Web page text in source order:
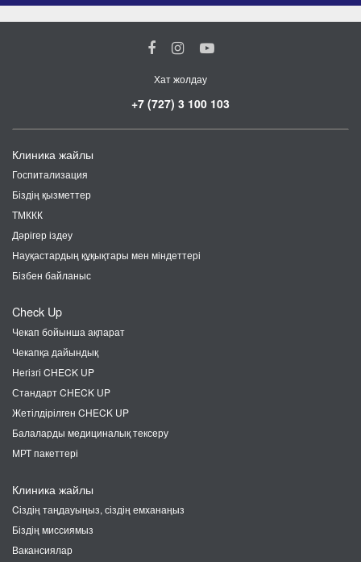
Хат жолдау
+7 (727) 3 100 103
Клиника жайлы
Госпитализация
Біздің қызметтер
ТМККК
Дәрігер іздеу
Науқастардың құқықтары мен міндеттері
Бізбен байланыс
Check Up
Чекап бойынша ақпарат
Чекапқа дайындық
Негізгі CHECK UP
Стандарт CHECK UP
Жетілдірілген CHECK UP
Балаларды медициналық тексеру
МРТ пакеттері
Клиника жайлы
Cіздің таңдауыңыз, сіздің емханаңыз
Біздің миссиямыз
Вакансиялар